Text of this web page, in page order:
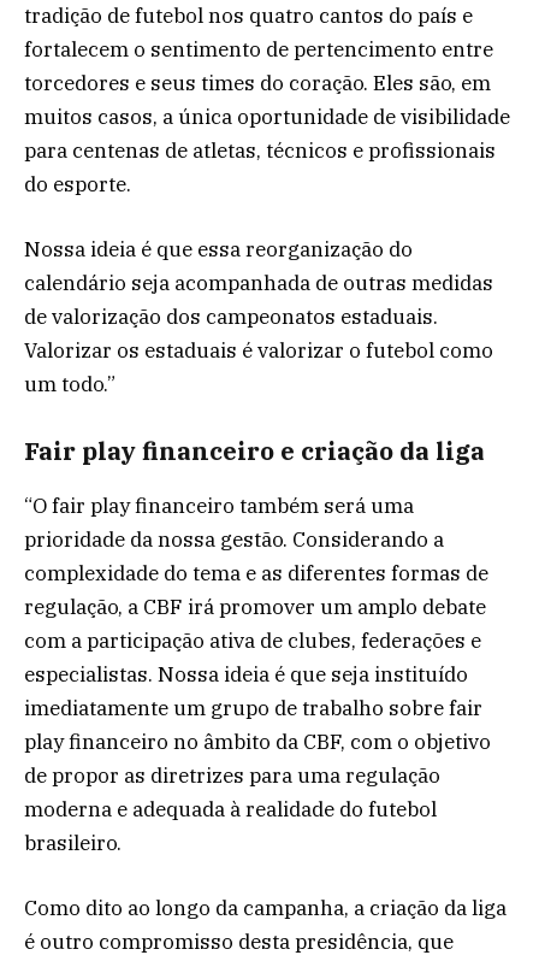
tradição de futebol nos quatro cantos do país e
fortalecem o sentimento de pertencimento entre
torcedores e seus times do coração. Eles são, em
muitos casos, a única oportunidade de visibilidade
para centenas de atletas, técnicos e profissionais
do esporte.
Nossa ideia é que essa reorganização do
calendário seja acompanhada de outras medidas
de valorização dos campeonatos estaduais.
Valorizar os estaduais é valorizar o futebol como
um todo.”
Fair play financeiro e criação da liga
“O fair play financeiro também será uma
prioridade da nossa gestão. Considerando a
complexidade do tema e as diferentes formas de
regulação, a CBF irá promover um amplo debate
com a participação ativa de clubes, federações e
especialistas. Nossa ideia é que seja instituído
imediatamente um grupo de trabalho sobre fair
play financeiro no âmbito da CBF, com o objetivo
de propor as diretrizes para uma regulação
moderna e adequada à realidade do futebol
brasileiro.
Como dito ao longo da campanha, a criação da liga
é outro compromisso desta presidência, que